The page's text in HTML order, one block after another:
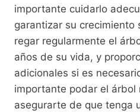
importante cuidarlo
garantizar su crecimiento
regar regularmente el
años de su vida, y
adicionales si es
importante podar el árbol
asegurarte de que tenga